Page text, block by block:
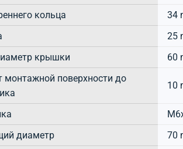
кольца
34
25
крышки
60
монтажной поверхности до
10
диаметр
70